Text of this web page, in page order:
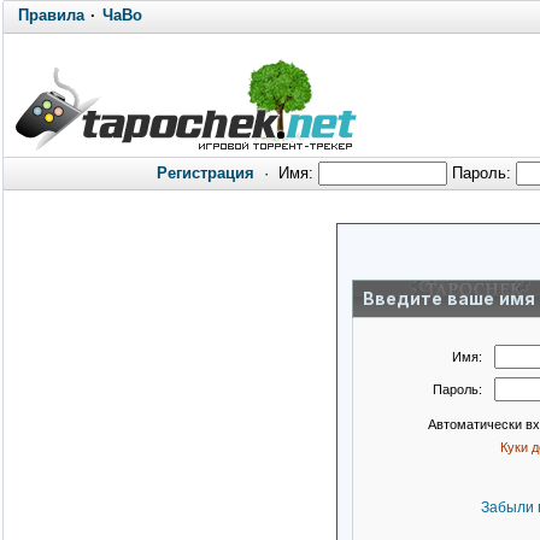
Правила· ЧаВо
Регистрация · Имя: Пароль:
Введите ваше имя
Имя:
Пароль:
Автоматически
Куки
Забыли